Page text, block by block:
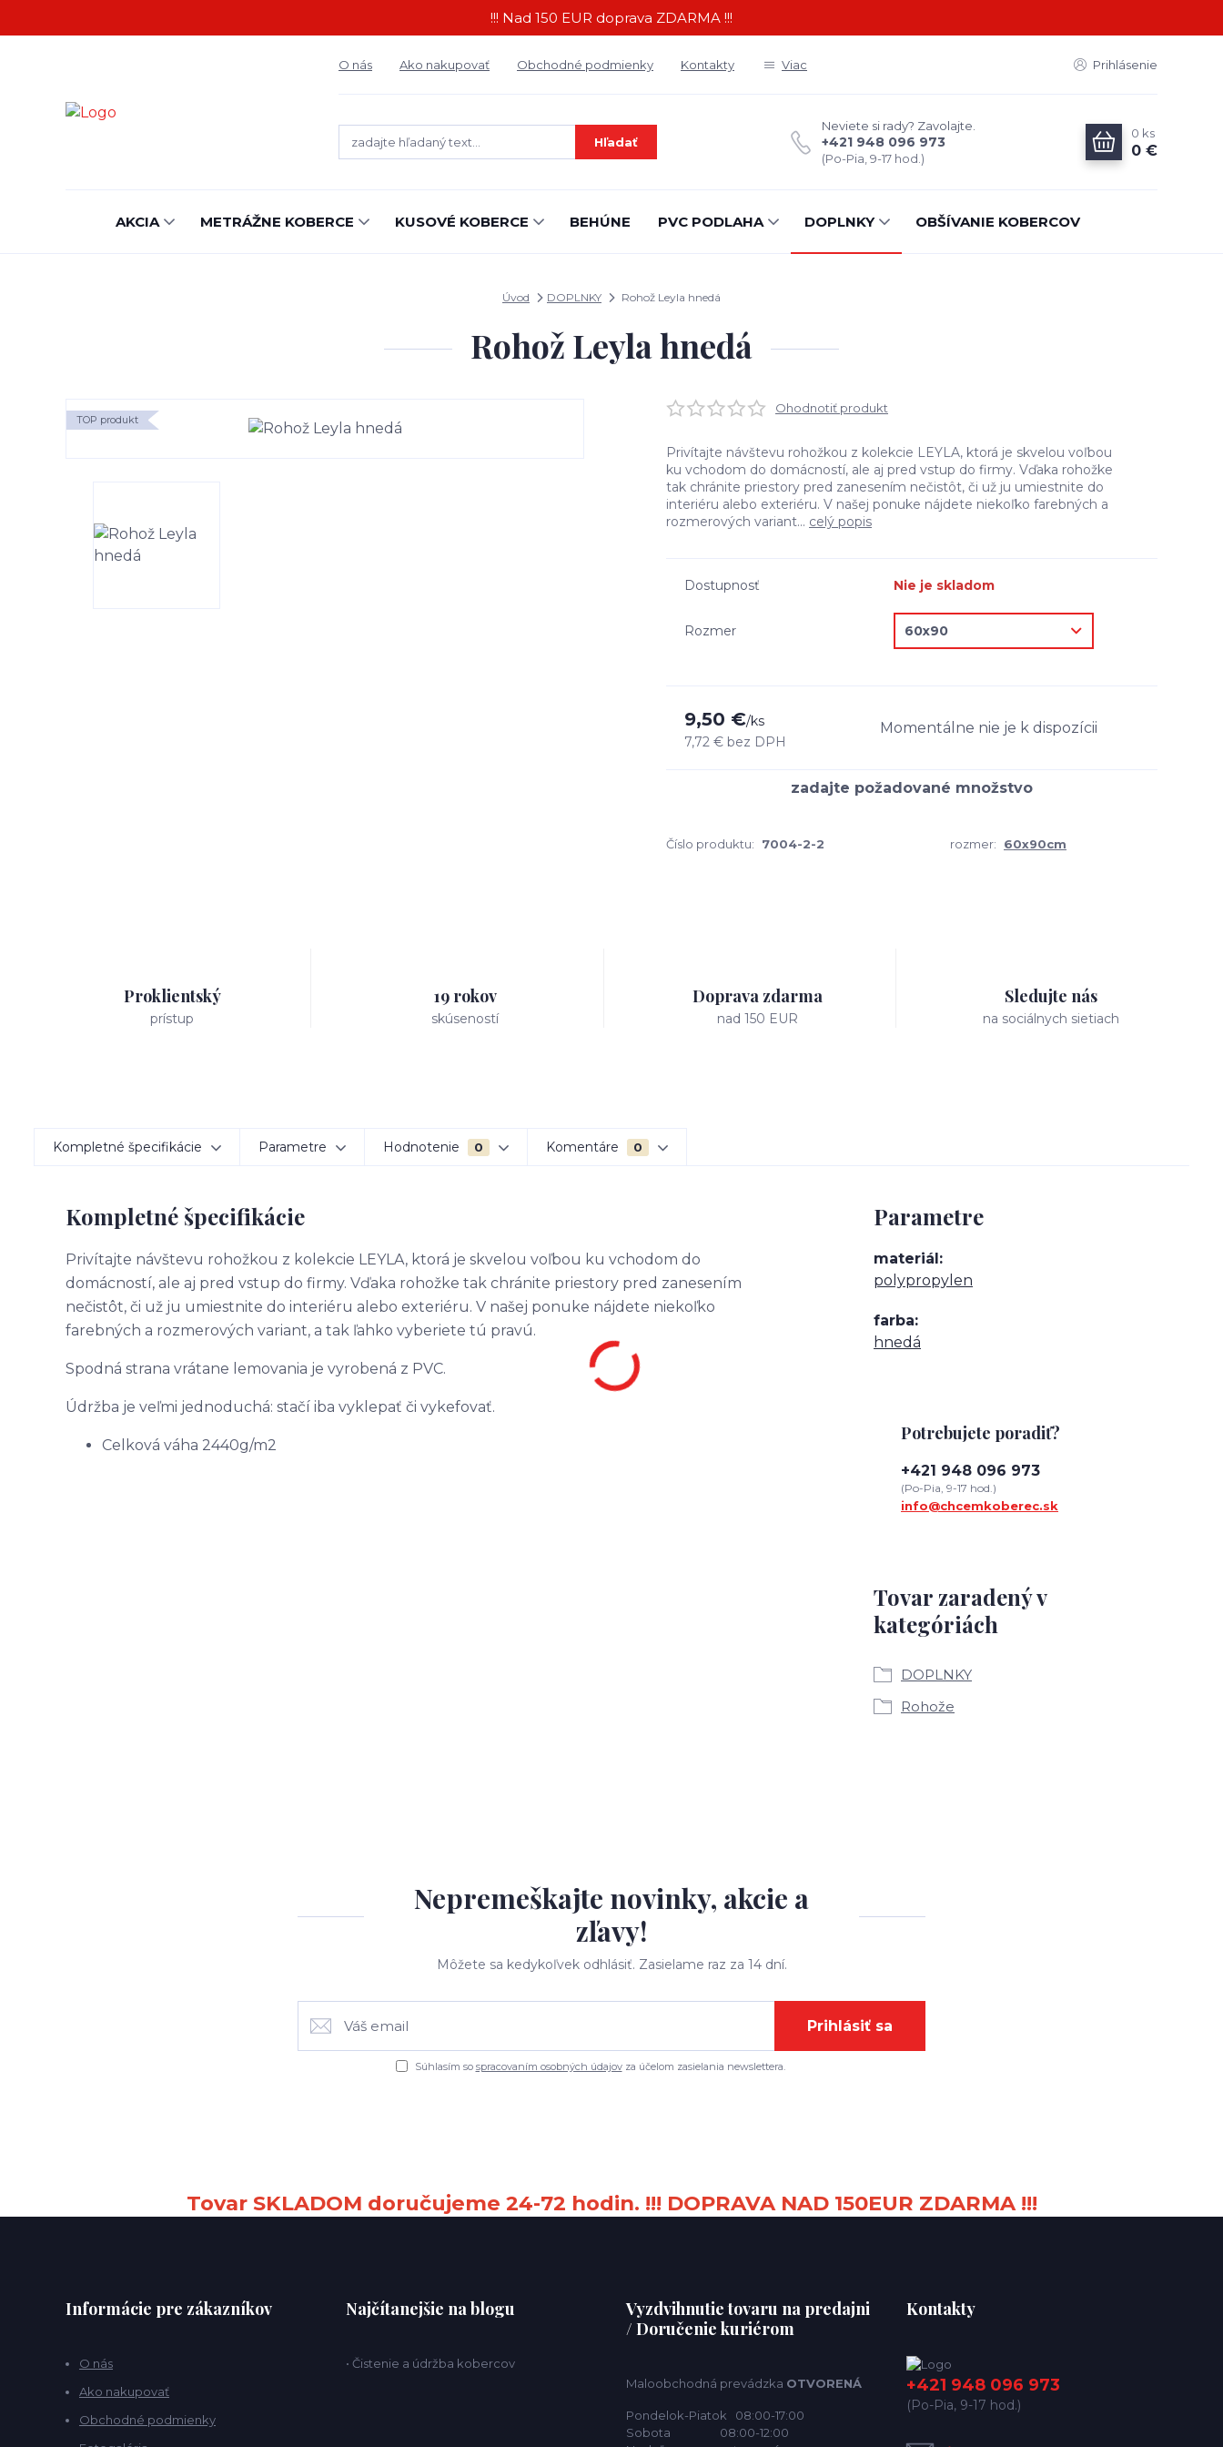
!!! Nad 150 EUR doprava ZDARMA !!!
O nás Ako nakupovať Obchodné podmienky Kontakty Viac Prihlásenie
Hľadať
Neviete si rady? Zavolajte.
+421 948 096 973
(Po-Pia, 9-17 hod.)
0 ks
0 €
AKCIA METRÁŽNE KOBERCE KUSOVÉ KOBERCE BEHÚNE PVC PODLAHA DOPLNKY OBŠÍVANIE KOBERCOV
Úvod DOPLNKY Rohož Leyla hnedá
Rohož Leyla hnedá
TOP produkt
Ohodnotiť produkt
Privítajte návštevu rohožkou z kolekcie LEYLA, ktorá je skvelou voľbou
ku vchodom do domácností, ale aj pred vstup do firmy. Vďaka rohožke
tak chránite priestory pred zanesením nečistôt, či už ju umiestnite do
interiéru alebo exteriéru. V našej ponuke nájdete niekoľko farebných a
rozmerových variant... celý popis
Dostupnosť Nie je skladom
Rozmer
9,50 €/ks
7,72 € bez DPH
Momentálne nie je k dispozícii
Číslo produktu: 7004-2-2 rozmer: 60x90cm
Proklientský
prístup
19 rokov
skúseností
Doprava zdarma
nad 150 EUR
Sledujte nás
na sociálnych sietiach
Kompletné špecifikácie Parametre Hodnotenie 0 Komentáre 0
Kompletné špecifikácie
Privítajte návštevu rohožkou z kolekcie LEYLA, ktorá je skvelou voľbou ku vchodom do
domácností, ale aj pred vstup do firmy. Vďaka rohožke tak chránite priestory pred zanesením
nečistôt, či už ju umiestnite do interiéru alebo exteriéru. V našej ponuke nájdete niekoľko
farebných a rozmerových variant, a tak ľahko vyberiete tú pravú.
Spodná strana vrátane lemovania je vyrobená z PVC.
Údržba je veľmi jednoduchá: stačí iba vyklepať či vykefovať.
Celková váha 2440g/m2
Parametre
materiál
polypropylen
farba
hnedá
Tovar zaradený v
kategóriách
DOPLNKY
Rohože
Potrebujete poradiť?
+421 948 096 973
(Po-Pia, 9-17 hod.)
info@chcemkoberec.sk
Nepremeškajte novinky, akcie a
zľavy!
Môžete sa kedykoľvek odhlásiť. Zasielame raz za 14 dní.
Prihlásiť sa
Súhlasím so spracovaním osobných údajovza účelom zasielania newslettera.
Tovar SKLADOM doručujeme 24-72 hodin. !!! DOPRAVA NAD 150EUR ZDARMA !!!
Informácie pre zákazníkov
O nás
Ako nakupovať
Obchodné podmienky
Najčítanejšie na blogu
• Čistenie a údržba kobercov
Vyzdvihnutie tovaru na predajni
/ Doručenie kuriérom
Maloobchodná prevádzka OTVORENÁ
Pondelok-Piatok 08:00-17:00
Sobota 08:00-12:00
Kontakty
+421 948 096 973
(Po-Pia, 9-17 hod.)